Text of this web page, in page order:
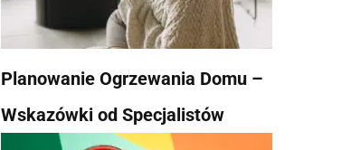
Planowanie Ogrzewania Domu –
Wskazówki od Specjalistów